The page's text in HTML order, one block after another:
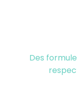
Des